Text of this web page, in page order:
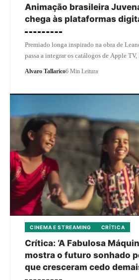
Animação brasileira
chega às plataformas
Premiado longa inspirado na obra de
passa a integrar os catálogos de Apple
Alvaro Tallarico6 Min Leitura
CINEMA E STREAMING CRÍTICA
Crítica: ‘A Fabulosa
mostra o futuro sonhado
que cresceram cedo